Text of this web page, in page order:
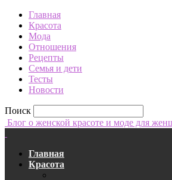
Главная
Красота
Мода
Отношения
Рецепты
Семья и дети
Тесты
Новости
Поиск
Блог о женской красоте и моде для
Главная
Красота